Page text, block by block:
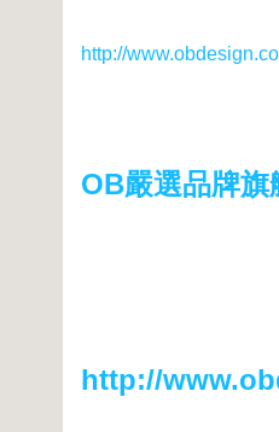
http://
OB嚴選品牌旗
http://